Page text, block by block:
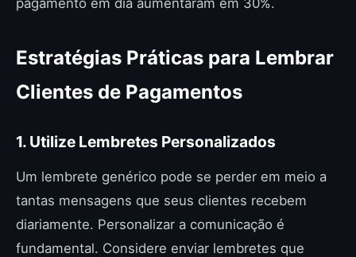
Estratégias Práticas para Lembrar
Clientes de Pagamentos
1. Utilize Lembretes Personalizados
Um lembrete genérico pode se perder em meio a
tantas mensagens que seus clientes recebem
diariamente. Personalizar a comunicação é
fundamental. Considere enviar lembretes que